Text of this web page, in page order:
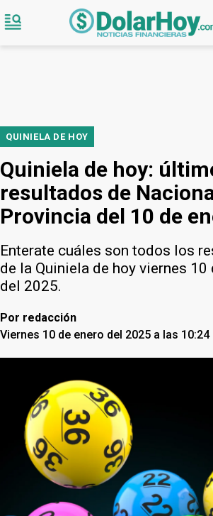
QUINIELA DE HOY
Quiniela de hoy:
resultados de
Provincia del 10 de
Enterate cuáles son todos los
de la Quiniela de hoy viernes 10
del 2025.
Por redacción
Viernes 10 de enero del 2025 a las 10:24